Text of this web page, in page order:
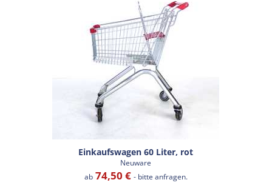
Einkaufswagen 60 Liter, rot
Neuware
ab74,50 € - bitte anfragen.